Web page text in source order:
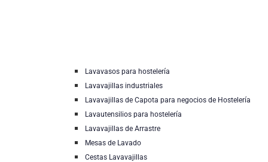
Lavavasos para hostelería
Lavavajillas industriales
Lavavajillas de Capota para negocios de Hostelería
Lavautensilios para hostelería
Lavavajillas de Arrastre
Mesas de Lavado
Cestas Lavavajillas